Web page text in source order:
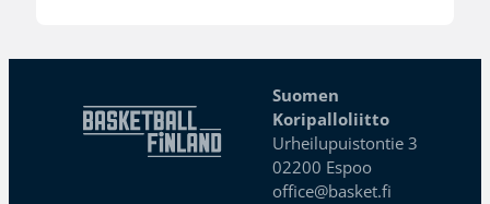
Suomen
Koripalloliitto
Urheilupuistontie 3
02200 Espoo
office@basket.fi